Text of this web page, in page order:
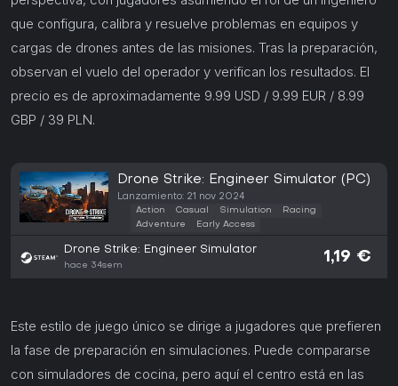
que configura, calibra y resuelve problemas en equipos y
cargas de drones antes de las misiones. Tras la preparación,
observan el vuelo del operador y verifican los resultados. El
precio es de aproximadamente 9.99 USD / 9.99 EUR / 8.99
GBP / 39 PLN.
Drone Strike: Engineer Simulator (PC)
Lanzamiento: 21 nov 2024
Action Casual Simulation
Racing
Adventure
Early Access
Drone Strike: Engineer Simulator
hace 34sem
1,19 €
Este estilo de juego único se dirige a jugadores que prefieren
la fase de preparación en simulaciones. Puede compararse
con simuladores de cocina, pero aquí el centro está en las